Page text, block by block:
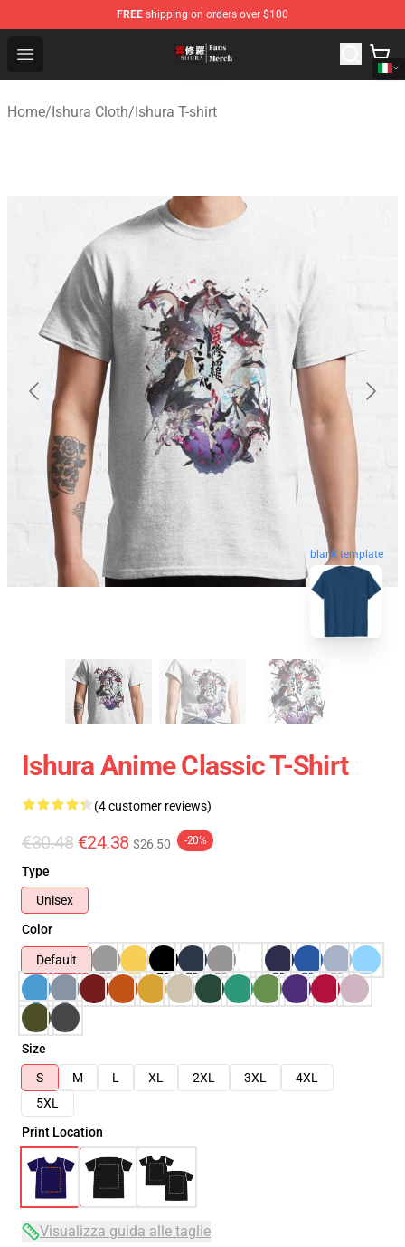
FREE shipping on orders over $100
Open menu
Ishura Store - Official Ishura Merchandise Shop
Home/Ishura Cloth/Ishura T-shirt
blank template
Ishura Anime Classic T-Shirt
(4 customer reviews)
€30.48 €24.38 $26.50 -20%
Type
Unisex
Color
Default
Size
S
M L XL 2XL 3XL
4XL
5XL
Print Location
Visualizza guida alle taglie